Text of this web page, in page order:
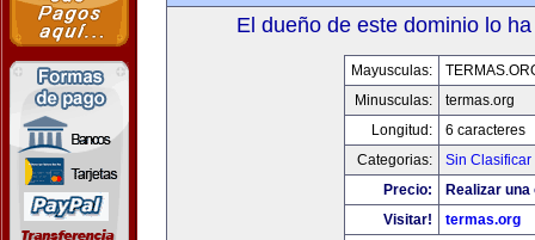
El dueño de este dominio lo
Mayusculas:
Minusculas:
termas.org
Longitud:
6 caracteres
Categorias:
Sin Clasificar
Precio:
Realizar
Visitar!
termas.org